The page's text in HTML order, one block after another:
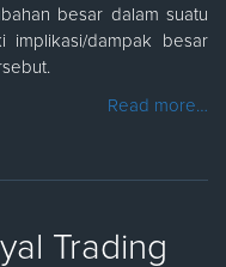
besar dalam suatu
implikasi/dampak besar
Read more…
Trading